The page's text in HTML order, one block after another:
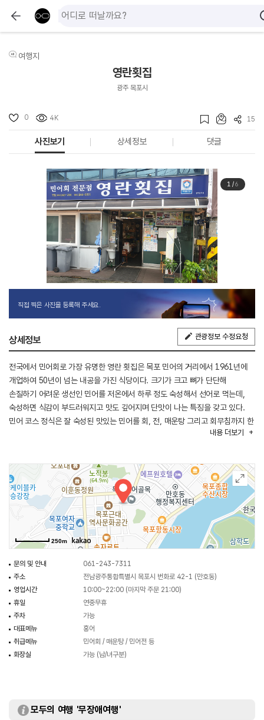
여행지
영란횟집
광주 목포시
0 4K 15
사진보기 상세정보 댓글
1/6
직접 찍은 사진을 등록해 주세요.
상세정보 관광정보 수정요청
전국에서 민어회로 가장 유명한 영란 횟집은 목포 민어의 거리에서 1961년에
개업하여 50년이 넘는 내공을 가진 식당이다. 크기가 크고 뼈가 단단해
손질하기 어려운 생선인 민어를 저온에서 하루 정도 숙성해서 선어로 먹는데,
숙성하면 식감이 부드러워지고 맛도 깊어지며 단맛이 나는 특징을 갖고 있다.
민어 코스 정식은 잘 숙성된 맛있는 민어를 회, 전, 매운탕 그리고 회무침까지 한
번에 맛볼 수 있다. 회무침은 민어회 무침 명인의 손맛이 담긴 직접 담근 막걸리
난다는 민어의 부레도 내어준다.
내용 더보기
250m
문의 및 안내
061-243-7311
주소
전남광주통합특별시 목포시 번화로 42-1 (만호동)
영업시간
10:00~22:00 (마지막 주문 21:00)
휴일
연중무휴
주차
가능
대표메뉴
홍어
취급메뉴
민어회 / 매운탕 / 민어전 등
화장실
가능 (남/녀구분)
모두의 여행 '무장애여행'